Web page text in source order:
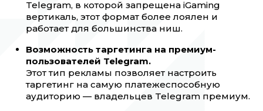
Telegram, в которой запрещена iGaming
вертикаль, этот формат более лоялен и
работает для большинства ниш.
Возможность таргетинга на премиум-
пользователей Telegram.
Этот тип рекламы позволяет настроить
таргетинг на самую платежеспособную
аудиторию — владельцев Telegram премиум.